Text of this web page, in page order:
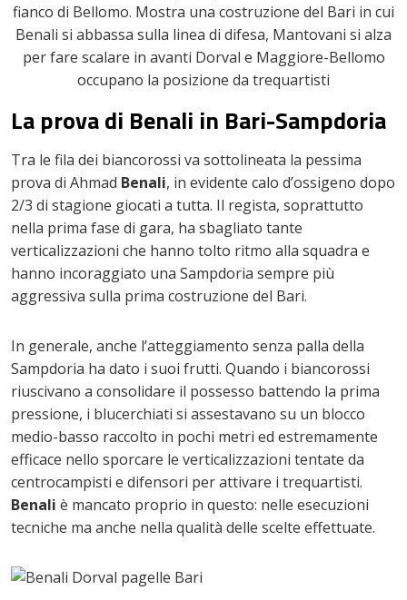
fianco di Bellomo. Mostra una costruzione del Bari in cui
Benali si abbassa sulla linea di difesa, Mantovani si alza
per fare scalare in avanti Dorval e Maggiore-Bellomo
occupano la posizione da trequartisti
La prova di Benali in Bari-Sampdoria
Tra le fila dei biancorossi va sottolineata la pessima
prova di Ahmad Benali, in evidente calo d’ossigeno dopo
2/3 di stagione giocati a tutta. Il regista, soprattutto
nella prima fase di gara, ha sbagliato tante
verticalizzazioni che hanno tolto ritmo alla squadra e
hanno incoraggiato una Sampdoria sempre più
aggressiva sulla prima costruzione del Bari.
In generale, anche l’atteggiamento senza palla della
Sampdoria ha dato i suoi frutti. Quando i biancorossi
riuscivano a consolidare il possesso battendo la prima
pressione, i blucerchiati si assestavano su un blocco
medio-basso raccolto in pochi metri ed estremamente
efficace nello sporcare le verticalizzazioni tentate da
centrocampisti e difensori per attivare i trequartisti.
Benali è mancato proprio in questo: nelle esecuzioni
tecniche ma anche nella qualità delle scelte effettuate.